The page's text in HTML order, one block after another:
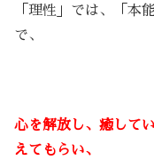
「理性」では、「本
で、
心を解放し、癒して
えてもらい、